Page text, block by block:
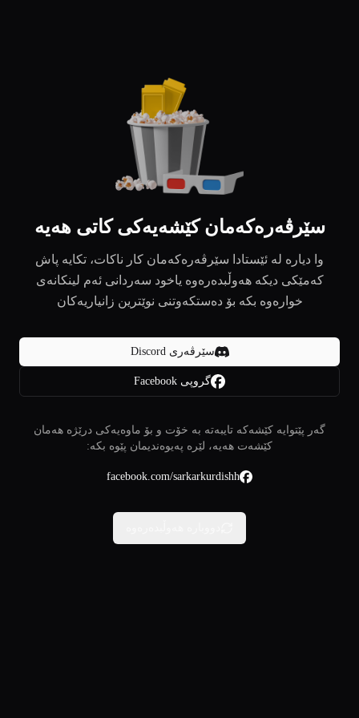
سێرڤەرەکەمان کێشەیەکی کاتی هەیە
وا دیارە لە ئێستادا سێرڤەرەکەمان کار ناکات، تکایە پاش
کەمێکی دیکە هەوڵبدەرەوە یاخود سەردانی ئەم لینکانەی
خوارەوە بکە بۆ دەستکەوتنی نوێترین زانیاریەکان
سێرڤەری Discord
گروپی Facebook
گەر پێتوایە کێشەکە تایبەتە بە خۆت و بۆ ماوەیەکی درێژە هەمان
کێشەت هەیە، لێرە پەیوەندیمان پێوە بکە:
facebook.com/sarkarkurdishh